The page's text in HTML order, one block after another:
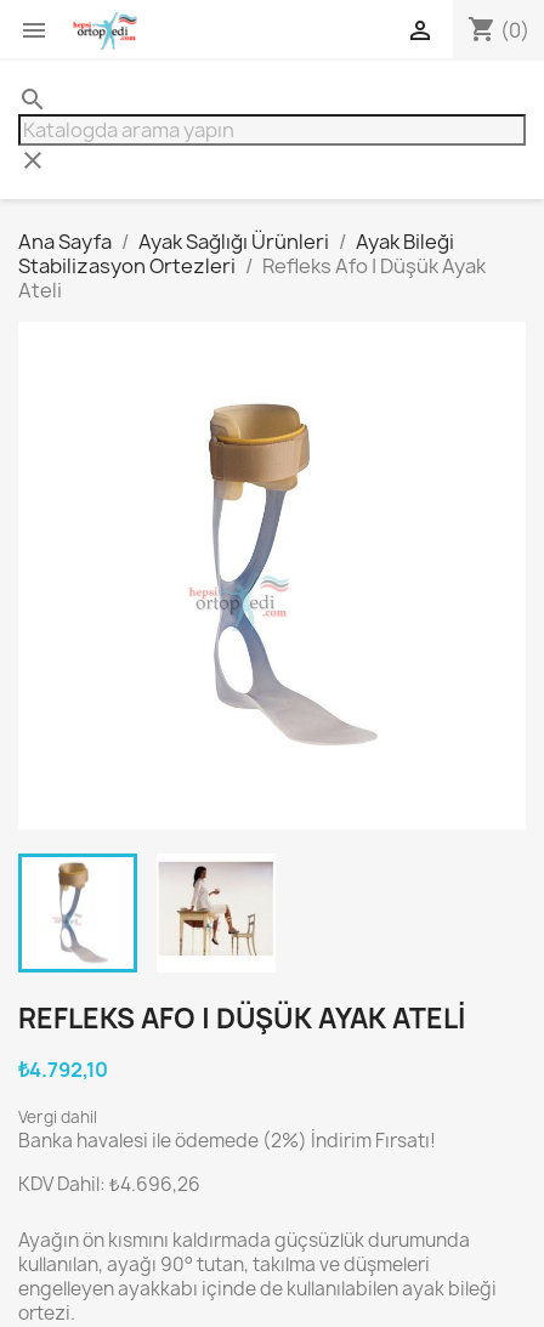
 shopping_cart (0)

search
clear
Ana Sayfa Ayak Sağlığı Ürünleri
Ayak Bileği
Stabilizasyon Ortezleri
Refleks Afo | Düşük Ayak
Ateli
REFLEKS AFO | DÜŞÜK AYAK ATELI
₺4.792,10
Vergi dahil
Banka havalesi ile ödemede (2%) İndirim Fırsatı!
KDV Dahil: ₺4.696,26
Ayağın ön kısmını kaldırmada güçsüzlük durumunda
kullanılan, ayağı 90° tutan, takılma ve düşmeleri
engelleyen ayakkabı içinde de kullanılabilen ayak bileği
ortezi.